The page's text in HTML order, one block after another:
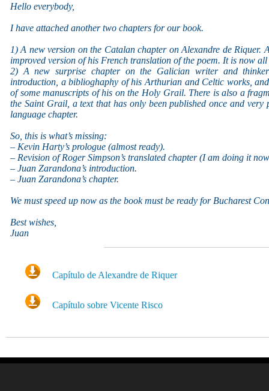
Hello everybody,
I have attached another two chapters for our book.
1) A new version on the Catalan chapter on Alexandre de Riquer.
improved version of his French translation of the poem. It is now
2) A new surprise chapter on the Galician writer and
introduction, a biblioghaphy of his Arthurian and Celtic works,
of some manuscripts of his on the Holy Grail. There is also a
the Saint Grail, a text that has only been published once and
language chapter.
So, this is what’s missing:
– Kevin Harty’s prologue (almost ready).
– Revision of Roger Simpson’s translated chapter (I am doing it
– Juan Zarandona’s introduction.
– Juan Zarandona’s chapter.
We must speed up now as the book must be ready for Bucharest
Best wishes,
Juan
Capítulo de Alexandre de Riquer
Capítulo sobre Vicente Risco